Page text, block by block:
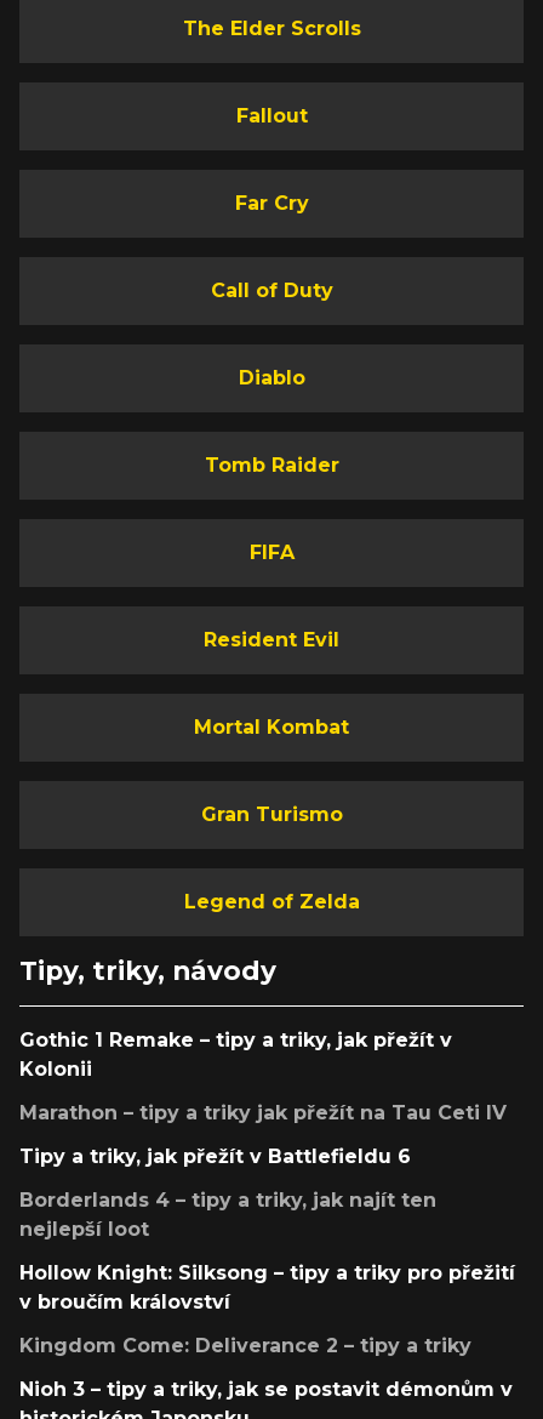
The Elder Scrolls
Fallout
Far Cry
Call of Duty
Diablo
Tomb Raider
FIFA
Resident Evil
Mortal Kombat
Gran Turismo
Legend of Zelda
Tipy, triky, návody
Gothic 1 Remake – tipy a triky, jak přežít v
Kolonii
Marathon – tipy a triky jak přežít na Tau Ceti IV
Tipy a triky, jak přežít v Battlefieldu 6
Borderlands 4 – tipy a triky, jak najít ten
nejlepší loot
Hollow Knight: Silksong – tipy a triky pro přežití
v broučím království
Kingdom Come: Deliverance 2 – tipy a triky
Nioh 3 – tipy a triky, jak se postavit démonům v